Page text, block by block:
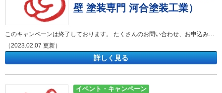
壁 塗装専門 河合塗装工業）
（2023.02.07 更新）
詳しく見る
イベント・キャンペーン